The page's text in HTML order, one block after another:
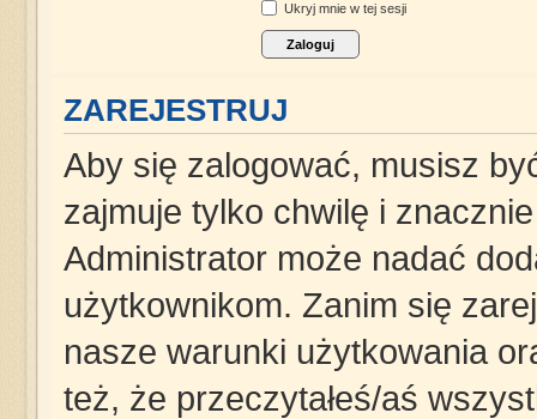
Ukryj mnie w tej sesji
ZAREJESTRUJ
Aby się zalogować, musisz
zajmuje tylko chwilę i
Administrator może nadać
użytkownikom. Zanim się
nasze warunki użytkowania
też, że przeczytałeś/aś